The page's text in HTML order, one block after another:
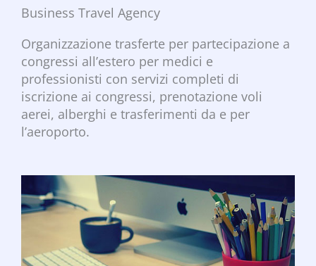
Business Travel Agency
Organizzazione trasferte per partecipazione a
congressi all’estero per medici e
professionisti con servizi completi di
iscrizione ai congressi, prenotazione voli
aerei, alberghi e trasferimenti da e per
l’aeroporto.